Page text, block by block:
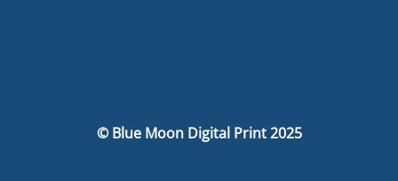
© Blue Moon Digital Print 2025